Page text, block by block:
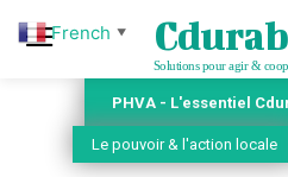
Solutions pour agir &
PHVA - L'essentiel
Le pouvoir & l'action locale
French ▼